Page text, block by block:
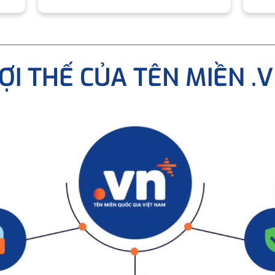
THẾ CỦA TÊN MIỀN